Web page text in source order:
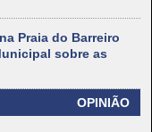
Praia do Barreiro
sobre as
OPINIÃO